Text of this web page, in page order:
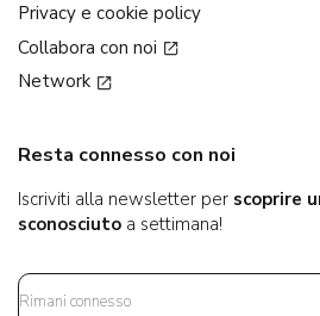
Privacy e cookie policy
Collabora con noi
Network
Resta connesso con noi
Iscriviti alla newsletter per scoprire
sconosciuto a settimana!